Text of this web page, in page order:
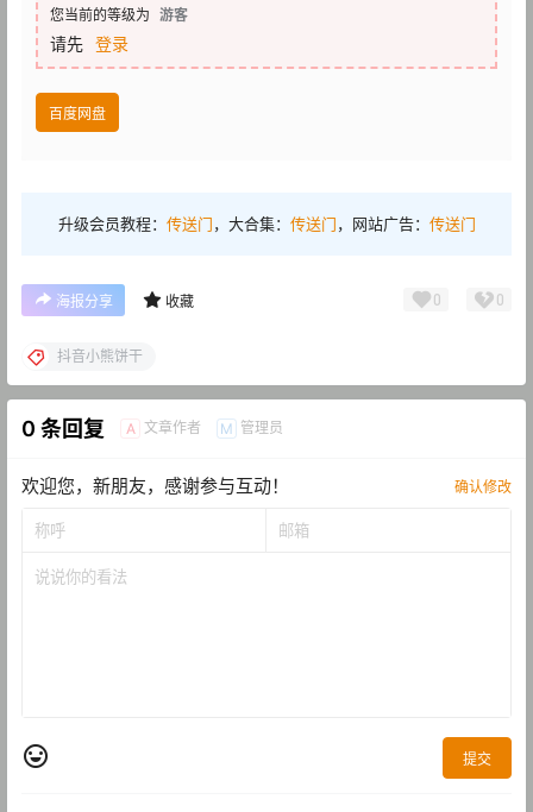
您当前的等级为 游客
请先 登录
百度网盘
升级会员教程： 传送门，大合集： 传送门，网站广告： 传送门
海报分享 收藏 0 0
抖音小熊饼干
0 条回复 A 文章作者 M 管理员
欢迎您，新朋友，感谢参与互动！ 确认修改
提交